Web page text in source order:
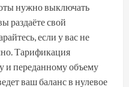
нужно выключать
раздаёте свой
если у вас не
Тарификация
и переданному объему
ваш баланс в нулевое